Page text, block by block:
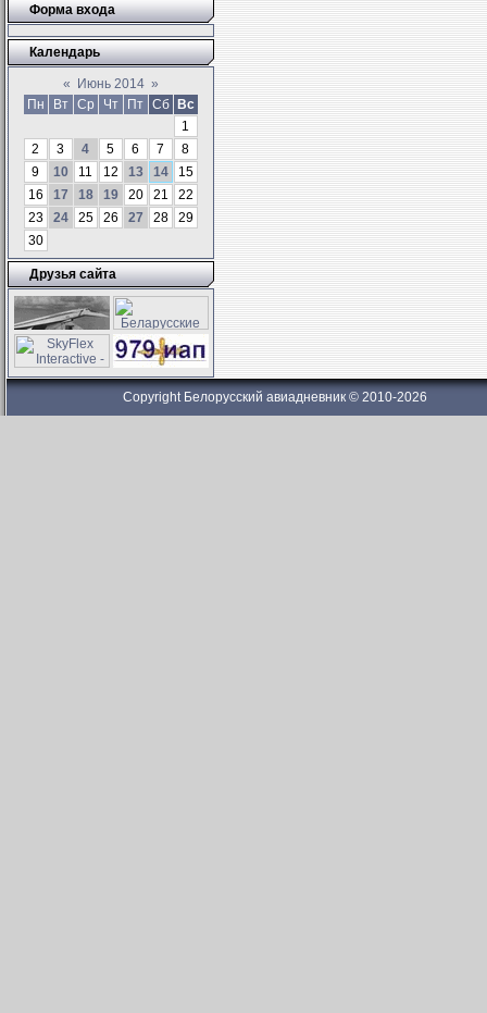
Форма входа
Календарь
« Июнь 2014 »
Пн
Вт Ср Чт Пт Сб
Вс
1
2
3 4 5 6 7
8
9
10 11 12 13 14
15
16
17 18 19 20 21
22
23
24 25 26 27 28
29
30
Друзья сайта
Copyright Белорусский авиадневник © 2010-2026